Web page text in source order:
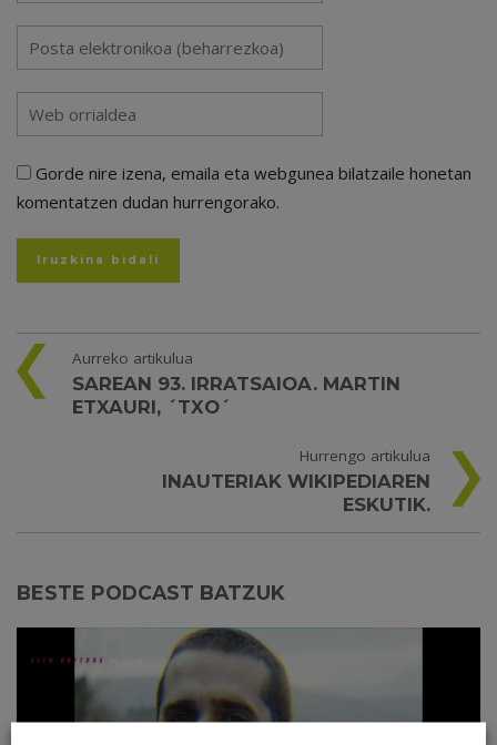
Gorde nire izena, emaila eta webgunea bilatzaile honetan
komentatzen dudan hurrengorako.
Aurreko artikulua
SAREAN 93. IRRATSAIOA. MARTIN
ETXAURI, ´TXO´
Hurrengo artikulua
INAUTERIAK WIKIPEDIAREN
ESKUTIK.
BESTE PODCAST BATZUK